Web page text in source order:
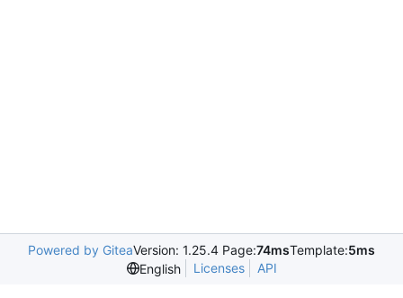
Powered by GiteaVersion: 1.25.4 Page:74msTemplate:5ms
English
Licenses API